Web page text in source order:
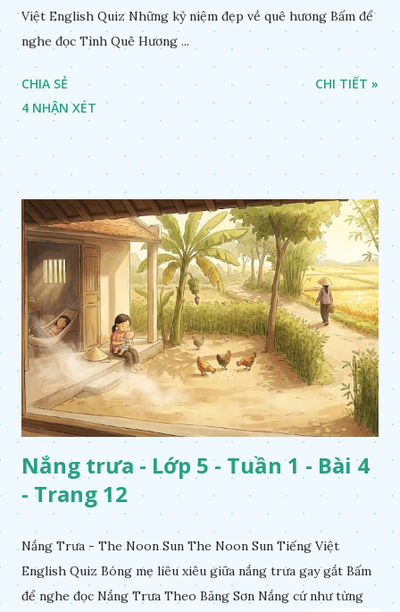
Việt English Quiz Những kỷ niệm đẹp về quê hương Bấm để
nghe đọc Tình Quê Hương ...
CHIA SẺ
4 NHẬN XÉT
CHI TIẾT »
Nắng trưa - Lớp 5 - Tuần 1 - Bài 4
- Trang 12
Nắng Trưa - The Noon Sun The Noon Sun Tiếng Việt
English Quiz Bóng mẹ liêu xiêu giữa nắng trưa gay gắt Bấm
để nghe đọc Nắng Trưa Theo Băng Sơn Nắng cứ như từng